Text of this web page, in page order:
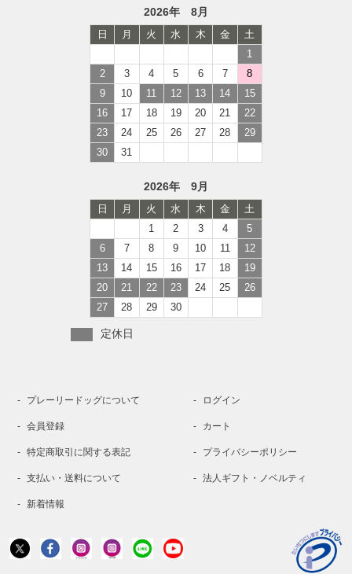
2026年 8月
日 月 火 水 木 金
土
1
2
3 4 5 6 7
8
9
10 11 12 13 14
15
16
17 18 19 20 21
22
23
24 25 26 27 28
29
30
31
2026年 9月
日 月 火 水 木 金
土
1
2 3 4
5
6
7 8 9 10 11
12
13
14 15 16 17 18
19
20
21 22 23 24 25
26
27
28 29 30
定休日
プレーリードッグについて ログイン
会員登録 カート
特定商取引に関する表記 プライバシーポリシー
支払い・送料について 法人ギフト・ノベルティ
新着情報